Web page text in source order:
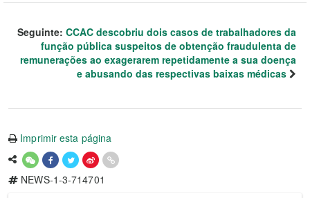
Seguinte: CCAC descobriu dois casos de trabalhadores da
função pública suspeitos de obtenção fraudulenta de
remunerações ao exagerarem repetidamente a sua doença
e abusando das respectivas baixas médicas
Imprimir esta página
NEWS-1-3-714701